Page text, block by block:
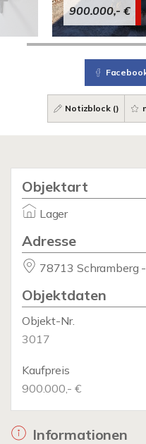
900.000,- €
Notizblock ()
Objektart
Lager
Adresse
78713 Schramberg
Objektdaten
Objekt-Nr.
3017
Kaufpreis
900.000,- €
Informationen